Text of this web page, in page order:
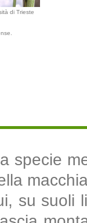
di Trieste
specie
su suoli